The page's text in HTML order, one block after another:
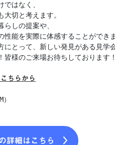
はなく、
切と考えます。
らしの提案や、
性能を実際に体感することができま
にとって、新しい発見がある見学会
様のご来場お待ちしております！
ちらから
詳細はこちら